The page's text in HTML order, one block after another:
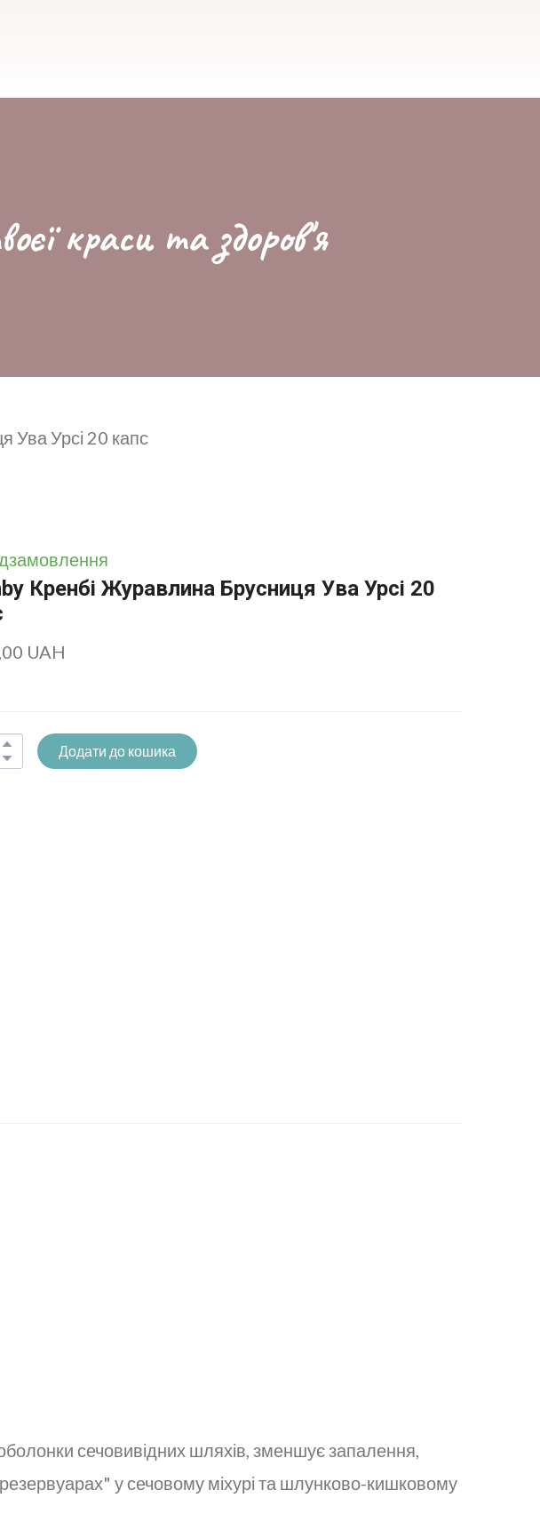
краси та здоров'я
Ува Урсі 20 капс
Кренбі Журавлина Брусниця Ува Урсі 20
UAH
Додати до кошика
сечовивідних шляхів, зменшує запалення,
у сечовому міхурі та шлунково-кишковому